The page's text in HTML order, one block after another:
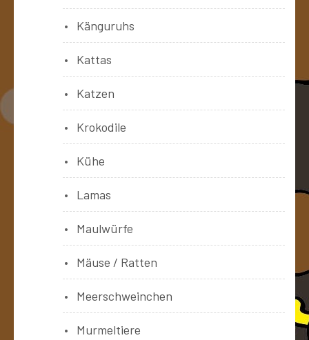
Känguruhs
Kattas
Katzen
Krokodile
Kühe
Lamas
Maulwürfe
Mäuse / Ratten
Meerschweinchen
Murmeltiere